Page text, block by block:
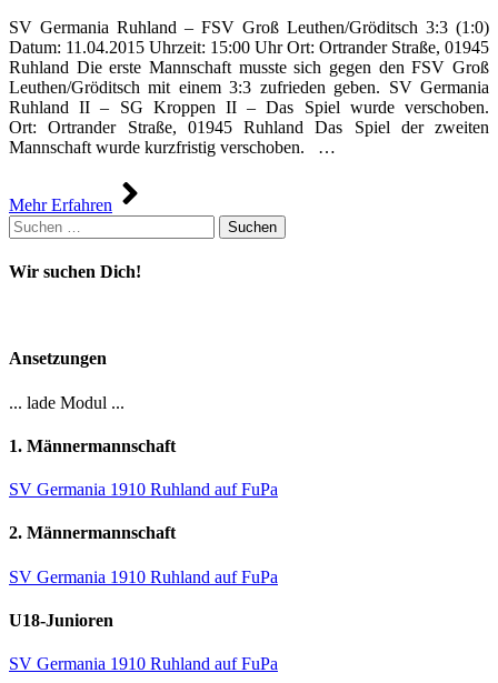
SV Germania Ruhland – FSV Groß Leuthen/​Gröditsch 3:3 (1:0)
Datum: 11.04.2015 Uhrzeit: 15:00 Uhr Ort: Ortrander Straße, 01945
Ruhland Die erste Mannschaft musste sich gegen den FSV Groß
Leuthen/Gröditsch mit einem 3:3 zufrieden geben. SV Germania
Ruhland II – SG Kroppen II – Das Spiel wurde verschoben.
Ort: Ortrander Straße, 01945 Ruhland Das Spiel der zweiten
Mannschaft wurde kurzfristig verschoben. …
Mehr Erfahren
Suchen
nach:
Wir suchen Dich!
Ansetzungen
... lade Modul ...
1. Männermannschaft
SV Germania 1910 Ruhland auf FuPa
2. Männermannschaft
SV Germania 1910 Ruhland auf FuPa
U18-Junioren
SV Germania 1910 Ruhland auf FuPa